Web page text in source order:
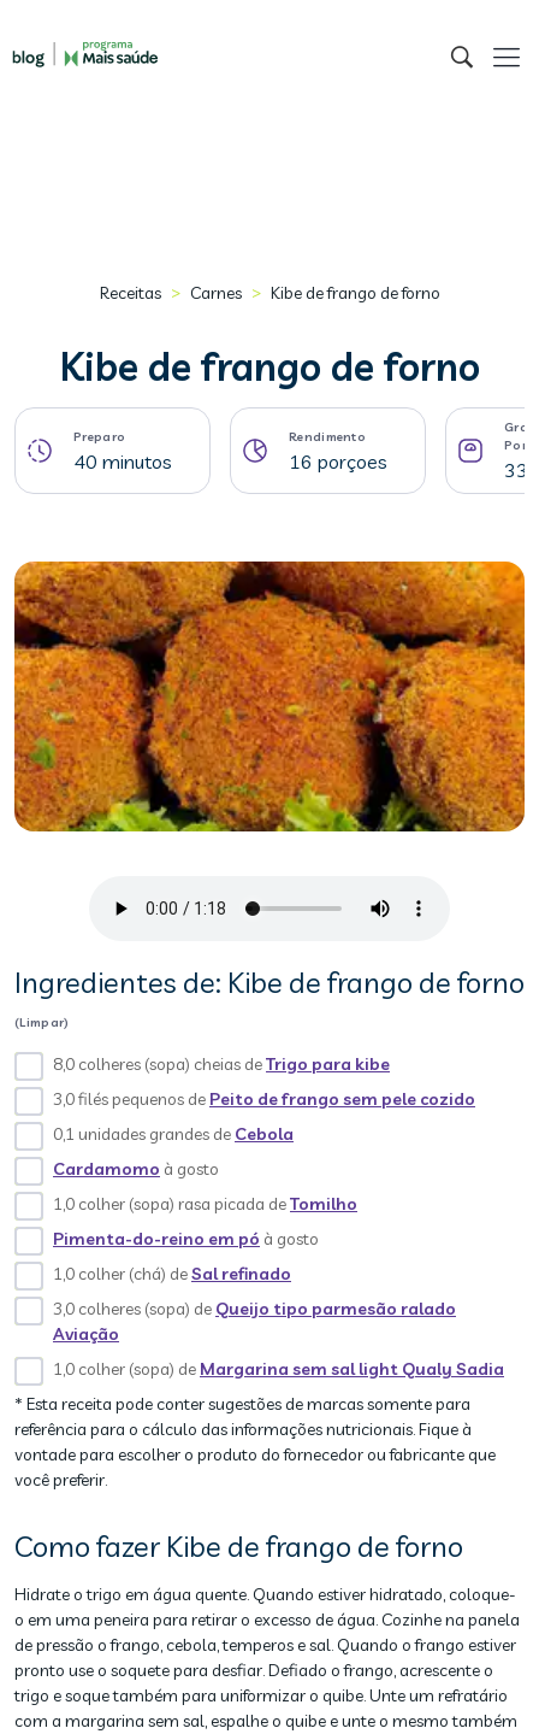
Receitas > Carnes > Kibe de frango de forno
Kibe de frango de forno
Preparo
40 minutos
Rendimento
16 porçoes 33
Ingredientes de: Kibe de frango de forno
(Limpar)
8,0 colheres (sopa) cheias deTrigo para kibe
3,0 filés pequenos de Peito de frango sem pele cozido
0,1 unidades grandes de Cebola
Cardamomo à gosto
1,0 colher (sopa) rasa picada deTomilho
Pimenta-do-reino em pó à gosto
1,0 colher (chá) deSal refinado
3,0 colheres (sopa) de Queijo tipo parmesão ralado
Aviação
1,0 colher (sopa) de Margarina sem sal light Qualy Sadia
* Esta receita pode conter sugestões de marcas somente para
referência para o cálculo das informações nutricionais. Fique à
vontade para escolher o produto do fornecedor ou fabricante que
você preferir.
Como fazer Kibe de frango de forno
Hidrate o trigo em água quente. Quando estiver hidratado, coloque-
o em uma peneira para retirar o excesso de água. Cozinhe na panela
de pressão o frango, cebola, temperos e sal. Quando o frango estiver
pronto use o soquete para desfiar. Defiado o frango, acrescente o
trigo e soque também para uniformizar o quibe. Unte um refratário
com a margarina sem sal, espalhe o quibe e unte o mesmo também